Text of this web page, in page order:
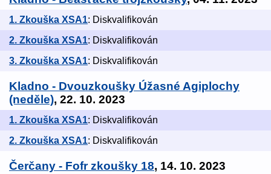
1. Zkouška XSA1: Diskvalifikován
2. Zkouška XSA1: Diskvalifikován
3. Zkouška XSA1: Diskvalifikován
Kladno - Dvouzkoušky Úžasné Agiplochy
(neděle), 22. 10. 2023
1. Zkouška XSA1: Diskvalifikován
2. Zkouška XSA1: Diskvalifikován
Čerčany - Fofr zkoušky 18, 14. 10. 2023